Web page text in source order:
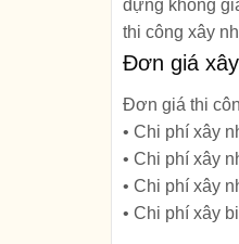
dựng không
thi công xây
Đơn giá
Đơn giá thi
• Chi phí xây
• Chi phí xây
• Chi phí xây
• Chi phí xây